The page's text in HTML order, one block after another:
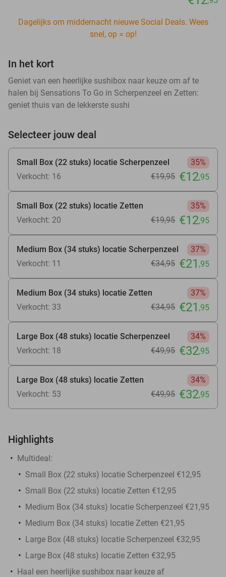
Dagelijks om middernacht nieuwe Social Deals. Wees
snel, op = op!
In het kort
Geniet van een heerlijke sushibox naar keuze om af te
halen bij Sensations To Go in Scherpenzeel en Zetten:
geniet thuis van de lekkerste sushi
Selecteer jouw deal
Small Box (22 stuks) locatie Scherpenzeel
35%
Verkocht: 16
€19,95 €12,95
Small Box (22 stuks) locatie Zetten
35%
Verkocht: 20
€19,95 €12,95
Medium Box (34 stuks) locatie Scherpenzeel
37%
Verkocht: 11
€34,95 €21 ,95
Medium Box (34 stuks) locatie Zetten
37%
Verkocht: 33
€34,95 €21 ,95
Large Box (48 stuks) locatie Scherpenzeel
34%
Verkocht: 18
€49,95 €32,95
Large Box (48 stuks) locatie Zetten
34%
Verkocht: 53
€49,95 €32,95
Highlights
Multideal:
Small Box (22 stuks) locatie Scherpenzeel €12,95
Small Box (22 stuks) locatie Zetten €12,95
Medium Box (34 stuks) locatie Scherpenzeel €21,95
Medium Box (34 stuks) locatie Zetten €21,95
Large Box (48 stuks) locatie Scherpenzeel €32,95
Large Box (48 stuks) locatie Zetten €32,95
Haal een heerlijke sushibox naar keuze af